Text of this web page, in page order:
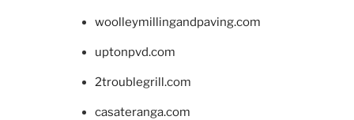
woolleymillingandpaving.com
uptonpvd.com
2troublegrill.com
casateranga.com